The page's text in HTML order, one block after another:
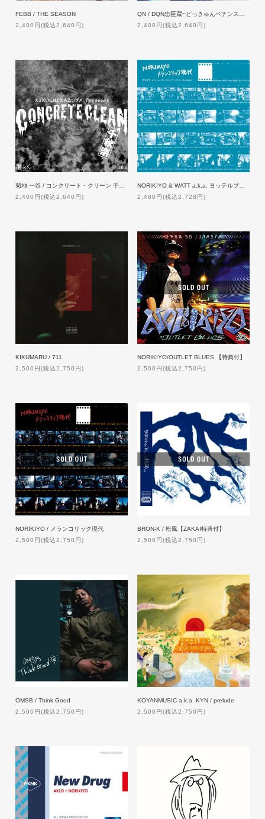
FEBB / THE SEASON
2,400円(税込2,640円)
2,400円(税込2,640円)
2,400円(税込2,640円)
2,480円(税込2,728円)
KIKUMARU / 711
2,500円(税込2,750円)
NORIKIYO/OUTLET BLUES 【特典付】
2,500円(税込2,750円)
NORIKIYO / メランコリック現代
2,500円(税込2,750円)
BRON-K / 松風【ZAKAI特典付】
2,500円(税込2,750円)
OMSB / Think Good
2,500円(税込2,750円)
KOYANMUSIC a.k.a. KYN / prelude
2,500円(税込2,750円)